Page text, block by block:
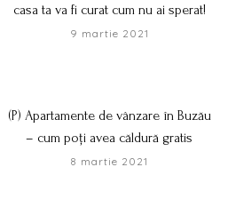
casa ta va fi curat cum nu ai sperat!
9 martie 2021
(P) Apartamente de vânzare în Buzău
– cum poți avea căldură gratis
8 martie 2021